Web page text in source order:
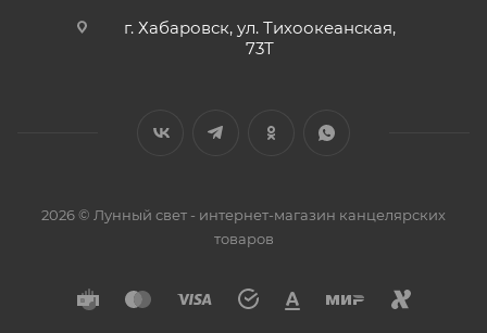
г. Хабаровск, ул. Тихоокеанская,
73Т
2026 © Лунный свет - интернет-магазин канцелярских
товаров